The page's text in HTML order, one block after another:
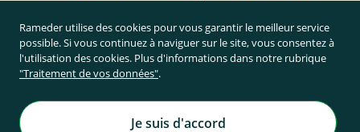
Résilier le contrat
Prix TTC et hors frais de port
Rameder Attelage France
Rameder utilise des cookies pour vous garantir le meilleur service
possible. Si vous continuez à naviguer sur le site, vous consentez à
l'utilisation des cookies. Plus d'informations dans notre rubrique
"Traitement de vos données".
Je suis d'accord